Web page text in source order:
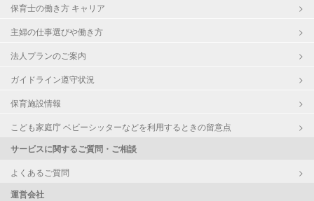
保育士の働き方 キャリア
主婦の仕事選びや働き方
法人プランのご案内
ガイドライン遵守状況
保育施設情報
こども家庭庁 ベビーシッターなどを利用するときの留意点
サービスに関するご質問・ご相談
よくあるご質問
運営会社